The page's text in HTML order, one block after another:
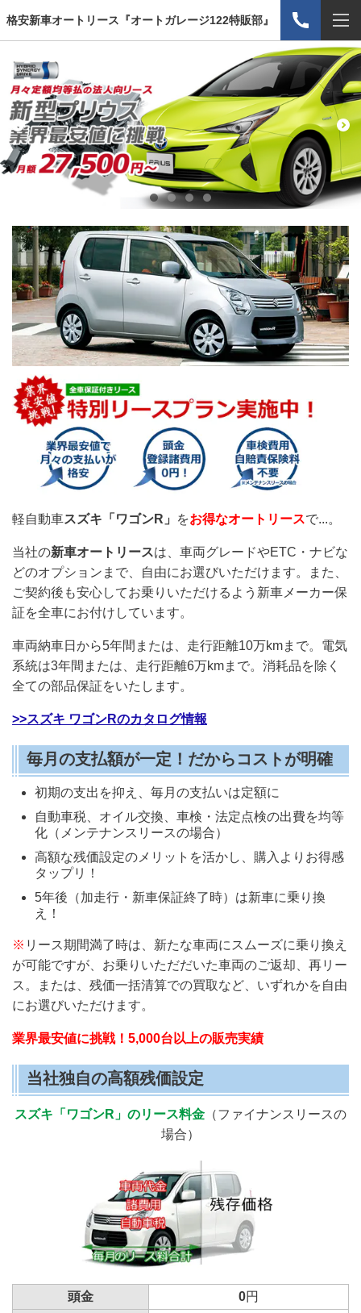
格安新車オートリース『オートガレージ122特販部』
軽自動車スズキ「ワゴンR」 をお得なオートリースで...。
当社の新車オートリースは、車両グレードやETC・ナビな
どのオプションまで、自由にお選びいただけます。また、
ご契約後も安心してお乗りいただけるよう新車メーカー保
証を全車にお付けしています。
車両納車日から5年間または、走行距離10万kmまで。電気
系統は3年間または、走行距離6万kmまで。消耗品を除く
全ての部品保証をいたします。
>>スズキ ワゴンRのカタログ情報
毎月の支払額が一定！だからコストが明確
初期の支出を抑え、毎月の支払いは定額に
自動車税、オイル交換、車検・法定点検の出費を均等
化 （メンテナンスリースの場合）
高額な残価設定のメリットを活かし、購入よりお得感
タップリ！
5年後（加走行・新車保証終了時）は新車に乗り換
え！
※ リース期間満了時は、新たな車両にスムーズに乗り換え
が可能ですが、お乗りいただだいた車両のご返却、再リー
ス。または、残価一括清算での買取など、いずれかを自由
にお選びいただけます。
業界最安値に挑戦！5,000台以上の販売実績
当社独自の高額残価設定
スズキ「ワゴンR」のリース料金 （ファイナンスリースの
場合）
頭金 0円